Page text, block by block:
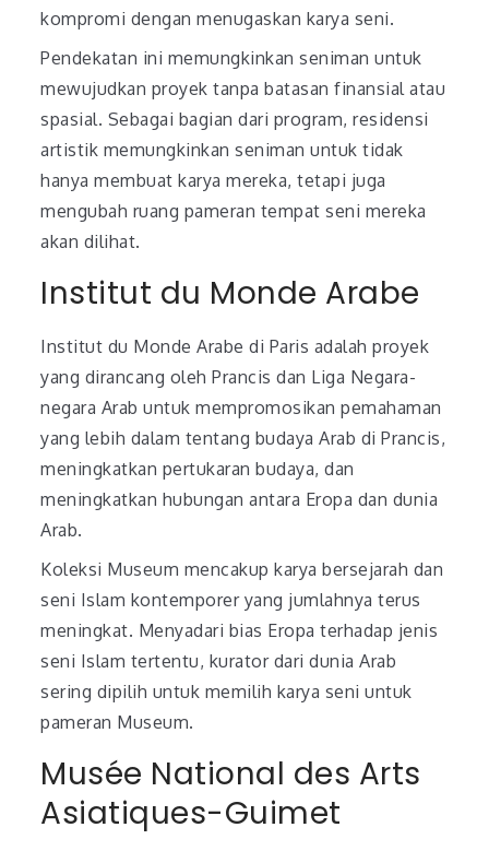
kompromi dengan menugaskan karya seni.
Pendekatan ini memungkinkan seniman untuk
mewujudkan proyek tanpa batasan finansial atau
spasial. Sebagai bagian dari program, residensi
artistik memungkinkan seniman untuk tidak
hanya membuat karya mereka, tetapi juga
mengubah ruang pameran tempat seni mereka
akan dilihat.
Institut du Monde Arabe
Institut du Monde Arabe di Paris adalah proyek
yang dirancang oleh Prancis dan Liga Negara-
negara Arab untuk mempromosikan pemahaman
yang lebih dalam tentang budaya Arab di Prancis,
meningkatkan pertukaran budaya, dan
meningkatkan hubungan antara Eropa dan dunia
Arab.
Koleksi Museum mencakup karya bersejarah dan
seni Islam kontemporer yang jumlahnya terus
meningkat. Menyadari bias Eropa terhadap jenis
seni Islam tertentu, kurator dari dunia Arab
sering dipilih untuk memilih karya seni untuk
pameran Museum.
Musée National des Arts
Asiatiques-Guimet